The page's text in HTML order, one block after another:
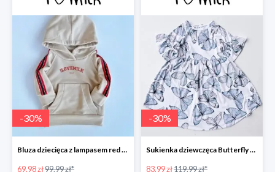
-30%
Bluza dziecięca z lampasem red Beżowa -30%
69.98 zł99.99 zł*
-30%
Sukienka dziewczęca Butterfly print Błękitna -30%
83.99 zł119.99 zł*